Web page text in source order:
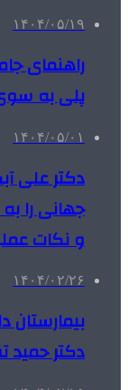
۱۴۰۴/۰۵/۱۹
راهنمای
پلی به
۱۴۰۴/۰۵/۰۱
دکتر علی
جهانی را
و نکات
۱۴۰۴/۰۲/۲۶
دکتر حمید